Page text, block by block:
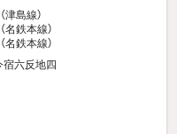
津島線）
名鉄本線）
名鉄本線）
六反地四